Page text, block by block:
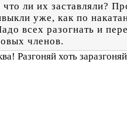
ли их заставляли?
уже, как по
всех разогнать и
членов.
Разгоняй хоть